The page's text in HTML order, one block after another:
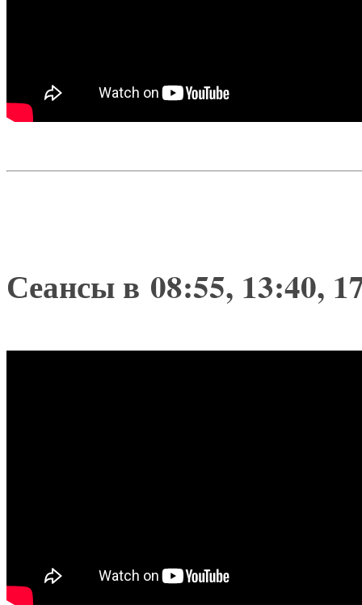
Сеансы в 08:55, 13:40,